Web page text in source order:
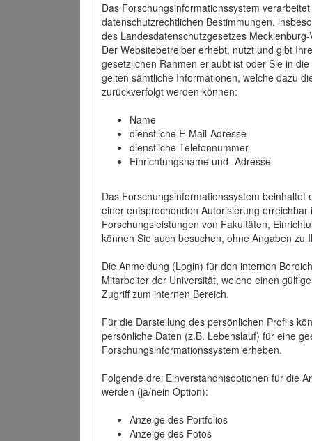
Das Forschungsinformationssystem
datenschutzrechtlichen Bestimmungen,
des Landesdatenschutzgesetzes
Der Websitebetreiber erhebt, nutzt und gibt
gesetzlichen Rahmen erlaubt ist oder Sie in
gelten sämtliche Informationen, welche dazu
zurückverfolgt werden können:
Name
dienstliche E-Mail-Adresse
dienstliche Telefonnummer
Einrichtungsname und -Adresse
Das Forschungsinformationssystem beinhaltet
einer entsprechenden Autorisierung
Forschungsleistungen von Fakultäten,
können Sie auch besuchen, ohne Angaben zu
Die Anmeldung (Login) für den internen
Mitarbeiter der Universität, welche einen
Zugriff zum internen Bereich.
Für die Darstellung des persönlichen Profils
persönliche Daten (z.B. Lebenslauf) für eine
Forschungsinformationssystem erheben.
Folgende drei Einverständnisoptionen für die
werden (ja/nein Option):
Anzeige des Portfolios
Anzeige des Fotos